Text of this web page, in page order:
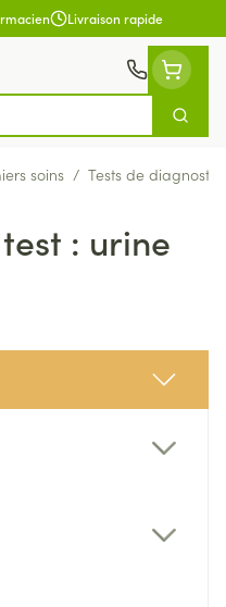
Livraison rapide
soins / Tests de diagnostic
: urine